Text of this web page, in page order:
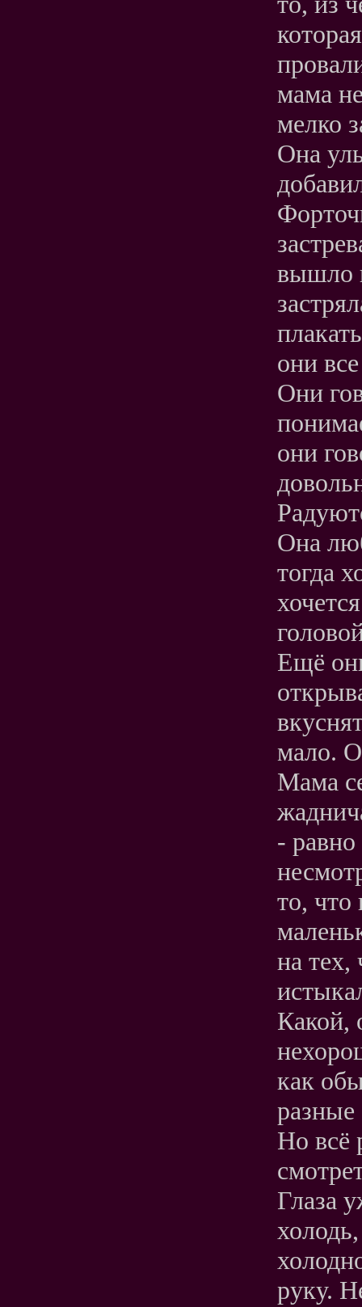
мама
мелко
Она
вышло
они
Они
они
Она
тогда
Ещё
мало.
Мама
- равно
то, что
на
Какой,
как
Но всё
Глаза
руку.